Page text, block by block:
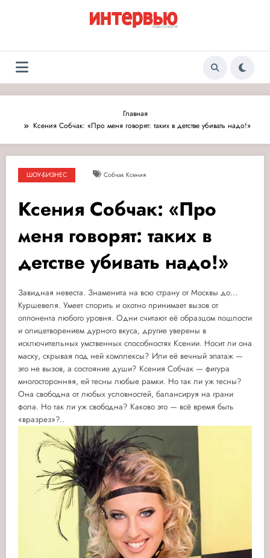
Журнал «Интервью:
Люди и события»
Люди и события
Главная
Ксения Собчак: «Про меня говорят: таких в детстве убивать надо!»
ШОУ-БИЗНЕС Собчак Ксения
Ксения Собчак: «Про
меня говорят: таких в
детстве убивать надо!»
Завидная невеста. Знаменита на всю страну от Москвы до...
Куршевеля. Умеет спорить и охотно принимает вызов от
оппонента любого уровня. Одни считают её образцом пошлости
и олицетворением дурного вкуса, другие уверены в
исключительных умственных способностях Ксении. Носит ли она
маску, скрывая под ней комплексы? Или её вечный эпатаж —
это не вызов, а состояние души? Ксения Собчак — фигура
многосторонняя, ей тесны любые рамки. Но так ли уж тесны?
Она свободна от любых условностей, балансируя на грани
фола. Но так ли уж свободна? Каково это — всё время быть
«вразрез»?..